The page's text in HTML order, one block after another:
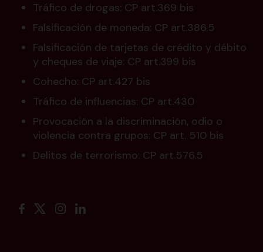
Tráfico de drogas: CP art.369 bis
Falsificación de moneda: CP art.386.5
Falsificación de tarjetas de crédito y débito
y cheques de viaje: CP art.399 bis
Cohecho: CP art.427 bis
Tráfico de influencias: CP art.430
Provocación a la discriminación, odio o
violencia contra grupos: CP art. 510 bis
Delitos de terrorismo: CP art.576.5